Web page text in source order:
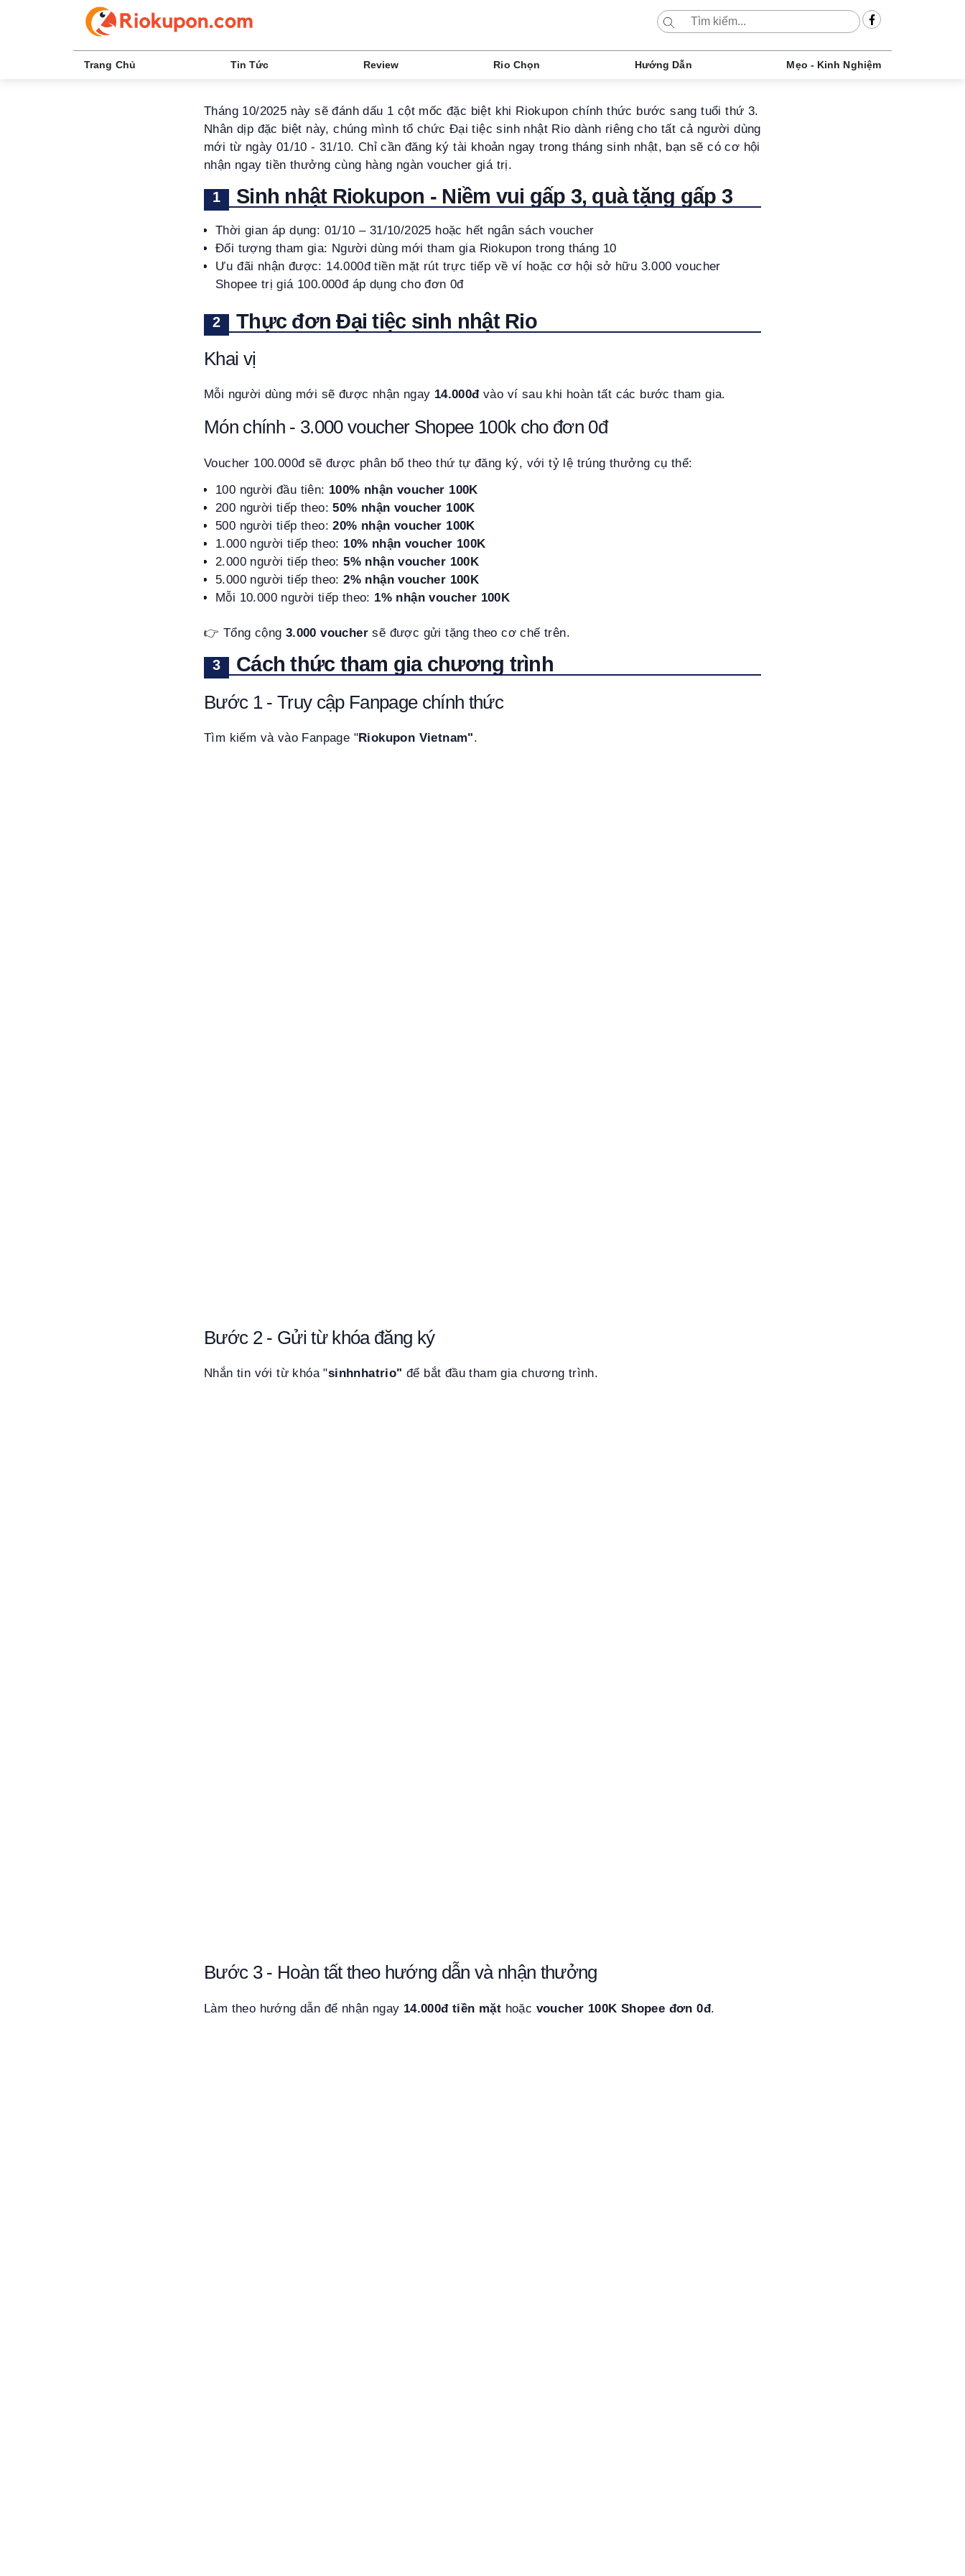
Trang Chủ Tin Tức Review Rio Chọn Hướng Dẫn Mẹo - Kinh Nghiệm
Tháng 10/2025 này sẽ đánh dấu 1 cột mốc đặc biệt khi Riokupon chính thức bước sang tuổi thứ 3.
Nhân dịp đặc biệt này, chúng mình tổ chức Đại tiệc sinh nhật Rio dành riêng cho tất cả người dùng
mới từ ngày 01/10 - 31/10. Chỉ cần đăng ký tài khoản ngay trong tháng sinh nhật, bạn sẽ có cơ hội
nhận ngay tiền thưởng cùng hàng ngàn voucher giá trị.
Sinh nhật Riokupon - Niềm vui gấp 3, quà tặng gấp 3
Thời gian áp dụng: 01/10 – 31/10/2025 hoặc hết ngân sách voucher
Đối tượng tham gia: Người dùng mới tham gia Riokupon trong tháng 10
Ưu đãi nhận được: 14.000đ tiền mặt rút trực tiếp về ví hoặc cơ hội sở hữu 3.000 voucher
Shopee trị giá 100.000đ áp dụng cho đơn 0đ
Thực đơn Đại tiệc sinh nhật Rio
Khai vị
Mỗi người dùng mới sẽ được nhận ngay 14.000đvào ví sau khi hoàn tất các bước tham gia.
Món chính - 3.000 voucher Shopee 100k cho đơn 0đ
Voucher 100.000đ sẽ được phân bổ theo thứ tự đăng ký, với tỷ lệ trúng thưởng cụ thể:
100 người đầu tiên: 100% nhận voucher 100K
200 người tiếp theo:50% nhận voucher 100K
500 người tiếp theo:20% nhận voucher 100K
1.000 người tiếp theo: 10% nhận voucher 100K
2.000 người tiếp theo:5% nhận voucher 100K
5.000 người tiếp theo:2% nhận voucher 100K
Mỗi 10.000 người tiếp theo: 1% nhận voucher 100K
👉 Tổng cộng 3.000 voucher sẽ được gửi tặng theo cơ chế trên.
Cách thức tham gia chương trình
Bước 1 - Truy cập Fanpage chính thức
Tìm kiếm và vào Fanpage "Riokupon Vietnam".
Bước 2 - Gửi từ khóa đăng ký
Nhắn tin với từ khóa "sinhnhatrio" để bắt đầu tham gia chương trình.
Bước 3 - Hoàn tất theo hướng dẫn và nhận thưởng
Làm theo hướng dẫn để nhận ngay 14.000đ tiền mặt hoặc voucher 100K Shopee đơn 0đ.